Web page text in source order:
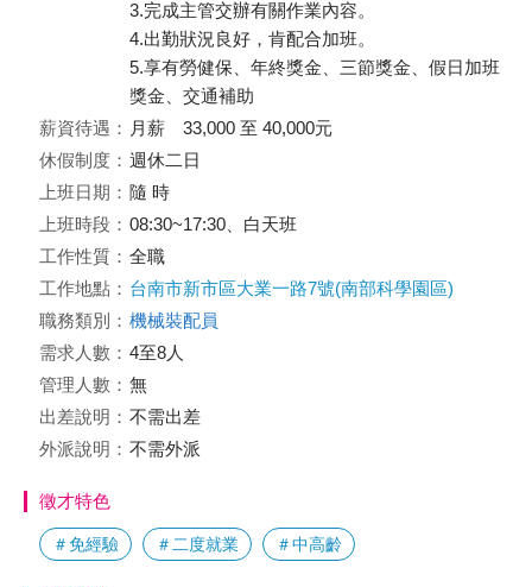
3.完成主管交辦有關作業內容。
4.出勤狀況良好，肯配合加班。
5.享有勞健保、年終獎金、三節獎金、假日加班
獎金、交通補助
薪資待遇： 月薪 33,000 至 40,000元
休假制度： 週休二日
上班日期： 隨 時
上班時段： 08:30~17:30、白天班
工作性質： 全職
工作地點： 台南市新市區大業一路7號(南部科學園區)
職務類別： 機械裝配員
需求人數： 4至8人
管理人數： 無
出差說明： 不需出差
外派說明： 不需外派
徵才特色
＃免經驗 ＃二度就業 ＃中高齡